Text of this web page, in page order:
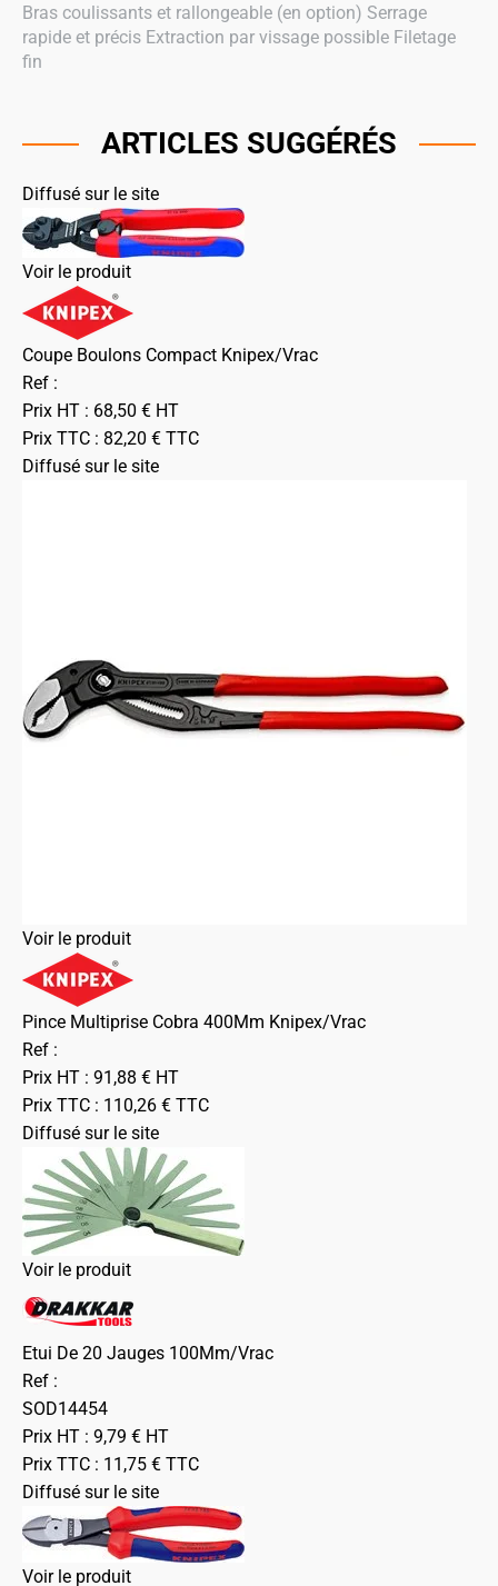
Bras coulissants et rallongeable (en option) Serrage
rapide et précis Extraction par vissage possible Filetage
fin
ARTICLES SUGGÉRÉS
Diffusé sur le site
Voir le produit
Coupe Boulons Compact Knipex/Vrac
Ref :
Prix HT : 68,50 € HT
Prix TTC : 82,20 € TTC
Diffusé sur le site
Voir le produit
Pince Multiprise Cobra 400Mm Knipex/Vrac
Ref :
Prix HT : 91,88 € HT
Prix TTC : 110,26 € TTC
Diffusé sur le site
Voir le produit
Etui De 20 Jauges 100Mm/Vrac
Ref :
SOD14454
Prix HT : 9,79 € HT
Prix TTC : 11,75 € TTC
Diffusé sur le site
Voir le produit